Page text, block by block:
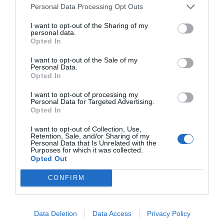
Personal Data Processing Opt Outs
I want to opt-out of the Sharing of my
personal data.
Opted In
I want to opt-out of the Sale of my
Personal Data.
Opted In
I want to opt-out of processing my
Personal Data for Targeted Advertising.
Opted In
I want to opt-out of Collection, Use,
Retention, Sale, and/or Sharing of my
Personal Data that Is Unrelated with the
Purposes for which it was collected.
Opted Out
CONFIRM
Data Deletion Data Access Privacy Policy
Jaa artikkeli:
F
a
M
e
X W
h
C
o
S
h